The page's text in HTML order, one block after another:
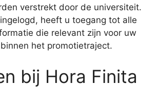
verstrekt door de universiteit.
heeft u toegang tot alle
die relevant zijn voor uw
het promotietraject.
bij Hora Finita